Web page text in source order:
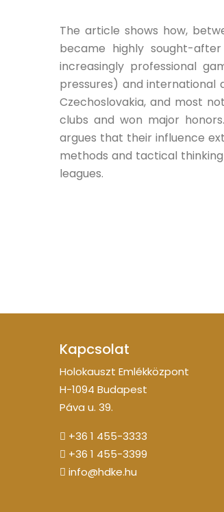
The article shows how,
became highly sought-
increasingly professional
pressures) and international
Czechoslovakia, and most
clubs and won major
argues that their influence
methods and tactical
leagues.
Kapcsolat
Holokauszt Emlékközpont
H-1094 Budapest
Páva u. 39.
+36 1 455-3333
+36 1 455-3399
info@hdke.hu